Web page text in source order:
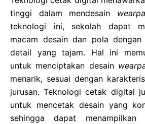
tinggi dalam mendesain
teknologi ini, sekolah dapat
macam desain dan pola
detail yang tajam. Hal ini
untuk menciptakan desain
menarik, sesuai dengan
jurusan. Teknologi cetak digital
untuk mencetak desain yang
sehingga dapat menampilkan